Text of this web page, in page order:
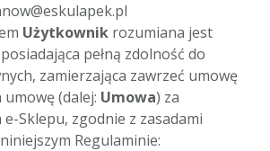
Użytkownikrozumiana jest
pełną zdolność do
zamierzająca zawrzeć umowę
(dalej: Umowa) za
Sklepu, zgodnie z zasadami
Regulaminie: